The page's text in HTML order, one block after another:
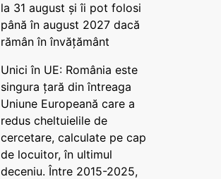
la 31 august și îi pot folosi
până în august 2027 dacă
rămân în învățământ
Unici în UE: România este
singura țară din întreaga
Uniune Europeană care a
redus cheltuielile de
cercetare, calculate pe cap
de locuitor, în ultimul
deceniu. Între 2015-2025,